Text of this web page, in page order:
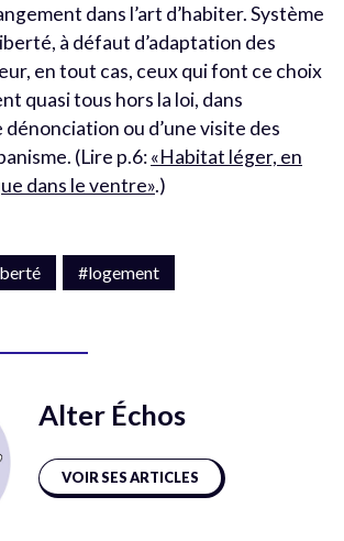
dans l’art d’habiter. Système
à défaut d’adaptation des
en tout cas, ceux qui font ce choix
quasi tous hors la loi, dans
dénonciation ou d’une visite des
(Lire p.6:«Habitat léger, en
dans le ventre».)
#logement
Alter Échos
VOIR SES ARTICLES